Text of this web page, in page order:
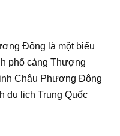
Đông là một biểu
phố cảng Thượng
Châu Phương Đông
du lịch Trung Quốc